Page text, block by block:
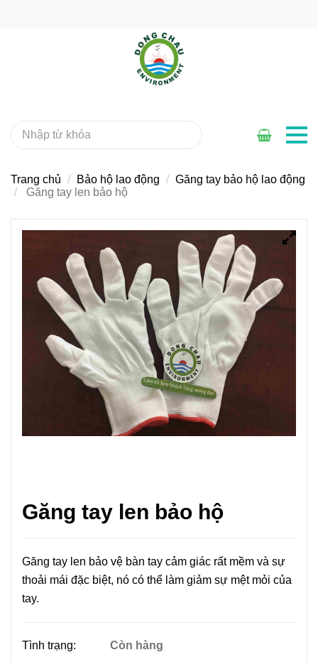
Găng tay len bảo hộ
Găng tay len bảo vệ bàn tay cảm giác rất mềm và sự
thoải mái đặc biệt, nó có thể làm giảm sự mệt mỏi của
tay.
Tình trạng: Còn hàng
Trang chủ Bảo hộ lao động
Găng tay bảo hộ lao động
Găng tay len bảo hộ